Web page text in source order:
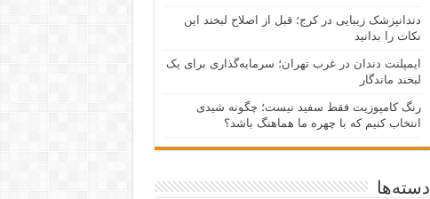
دندانپزشک زیبایی در کرج؛ قبل از اصلاح لبخند این
نکات را بدانید
ایمپلنت دندان در غرب تهران؛ سرمایه‌گذاری برای یک
لبخند ماندگار
رنگ کامپوزیت فقط سفید نیست؛ چگونه شیدی
انتخاب کنیم که با چهره ما هماهنگ باشد؟
دسته‌ها